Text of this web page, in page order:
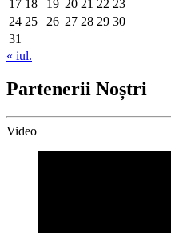
17 18 19 20 21 22 23
24 25 26 27 28 29 30
31
« iul.
Partenerii Noștri
Video